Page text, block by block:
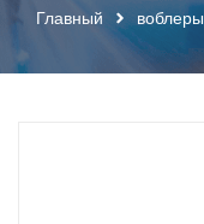
Главный воблеры